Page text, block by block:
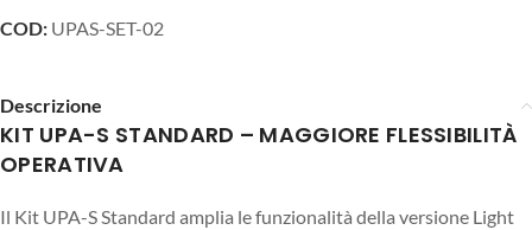
COD: UPAS-SET-02
Descrizione
KIT UPA-S STANDARD – MAGGIORE FLESSIBILITÀ
OPERATIVA
Il Kit UPA-S Standard amplia le funzionalità della versione Light